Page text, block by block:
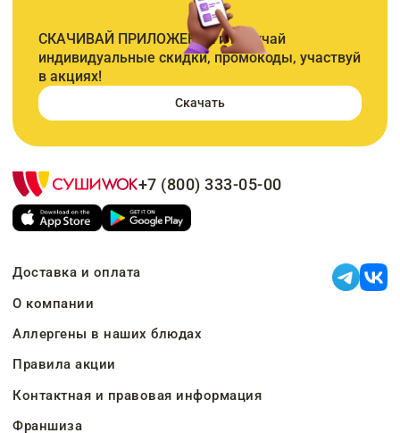
СКАЧИВАЙ ПРИЛОЖЕНИЕ и получай
индивидуальные скидки, промокоды, участвуй
в акциях!
Скачать
+7 (800) 333-05-00
Доставка и оплата
О компании
Аллергены в наших блюдах
Правила акции
Контактная и правовая информация
Франшиза